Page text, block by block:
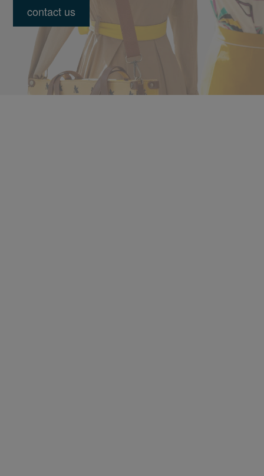
contact us